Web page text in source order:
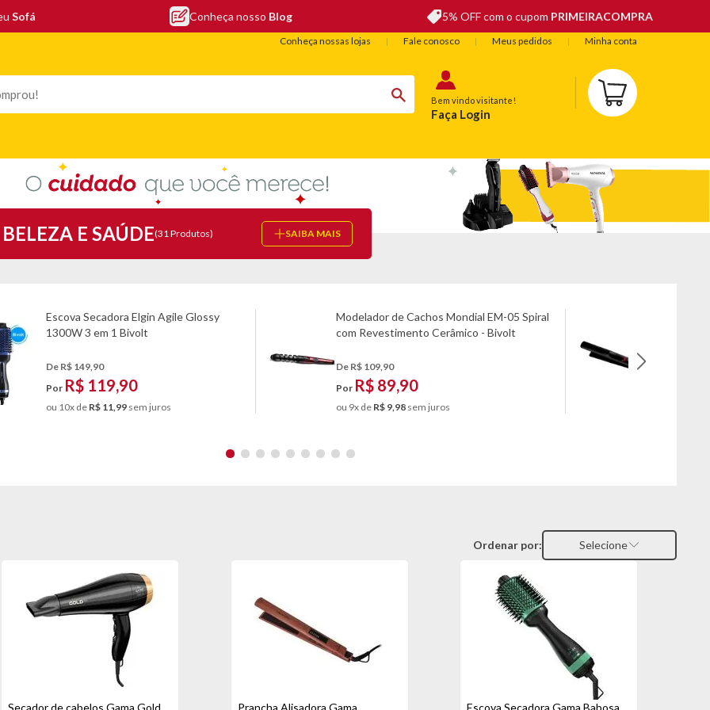
Sofá Conheça nosso Blog 5% OFF com o cupom PRIMEIRACOMPRA
Conheça nossas lojas Fale conosco Meus pedidos Minha conta
Bem vindo visitante!
Faça Login
BELEZA E SAÚDE(31 Produtos) SAIBA MAIS
Escova Secadora Elgin Agile Glossy
1300W 3 em 1 Bivolt
De R$ 149,90
Por R$ 119,90
ou 10x de R$ 11,99 sem juros
Modelador de Cachos Mondial EM-05 Spiral
com Revestimento Cerâmico - Bivolt
De R$ 109,90
Por R$ 89,90
ou 9x de R$ 9,98 sem juros
Ordenar por: Selecione
Secador de cabelos Gama Gold
Prancha Alisadora Gama
Escova Secadora Gama Babosa